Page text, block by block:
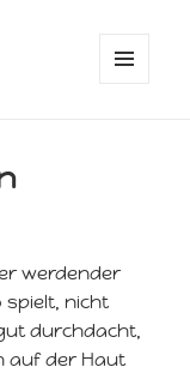
werdender
spielt, nicht
durchdacht,
auf der Haut